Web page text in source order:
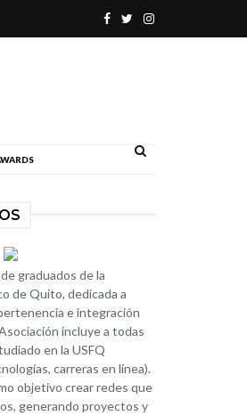
graduados de la
de Quito, dedicada a
e integración
incluye a todas
en la USFQ
carreras en línea).
objetivo crear redes que
generando proyectos y